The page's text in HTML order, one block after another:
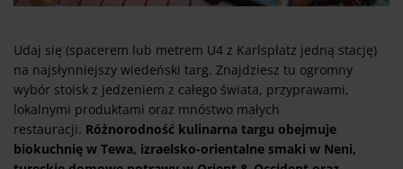
Udaj się (spacerem lub metrem U4 z Karlsplatz jedną stację)
na najsłynniejszy wiedeński targ. Znajdziesz tu ogromny
wybór stoisk z jedzeniem z całego świata, przyprawami,
lokalnymi produktami oraz mnóstwo małych
restauracji. Różnorodność kulinarna targu obejmuje
biokuchnię w Tewa, izraelsko-orientalne smaki w Neni,